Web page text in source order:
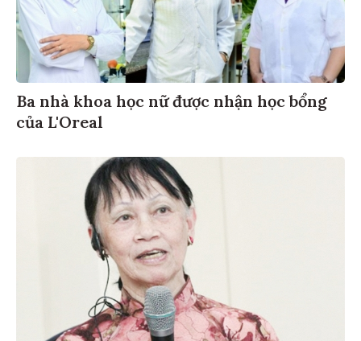
Ba nhà khoa học nữ được nhận học bổng
của L'Oreal